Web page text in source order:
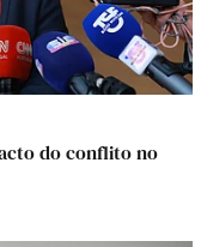
do conflito no